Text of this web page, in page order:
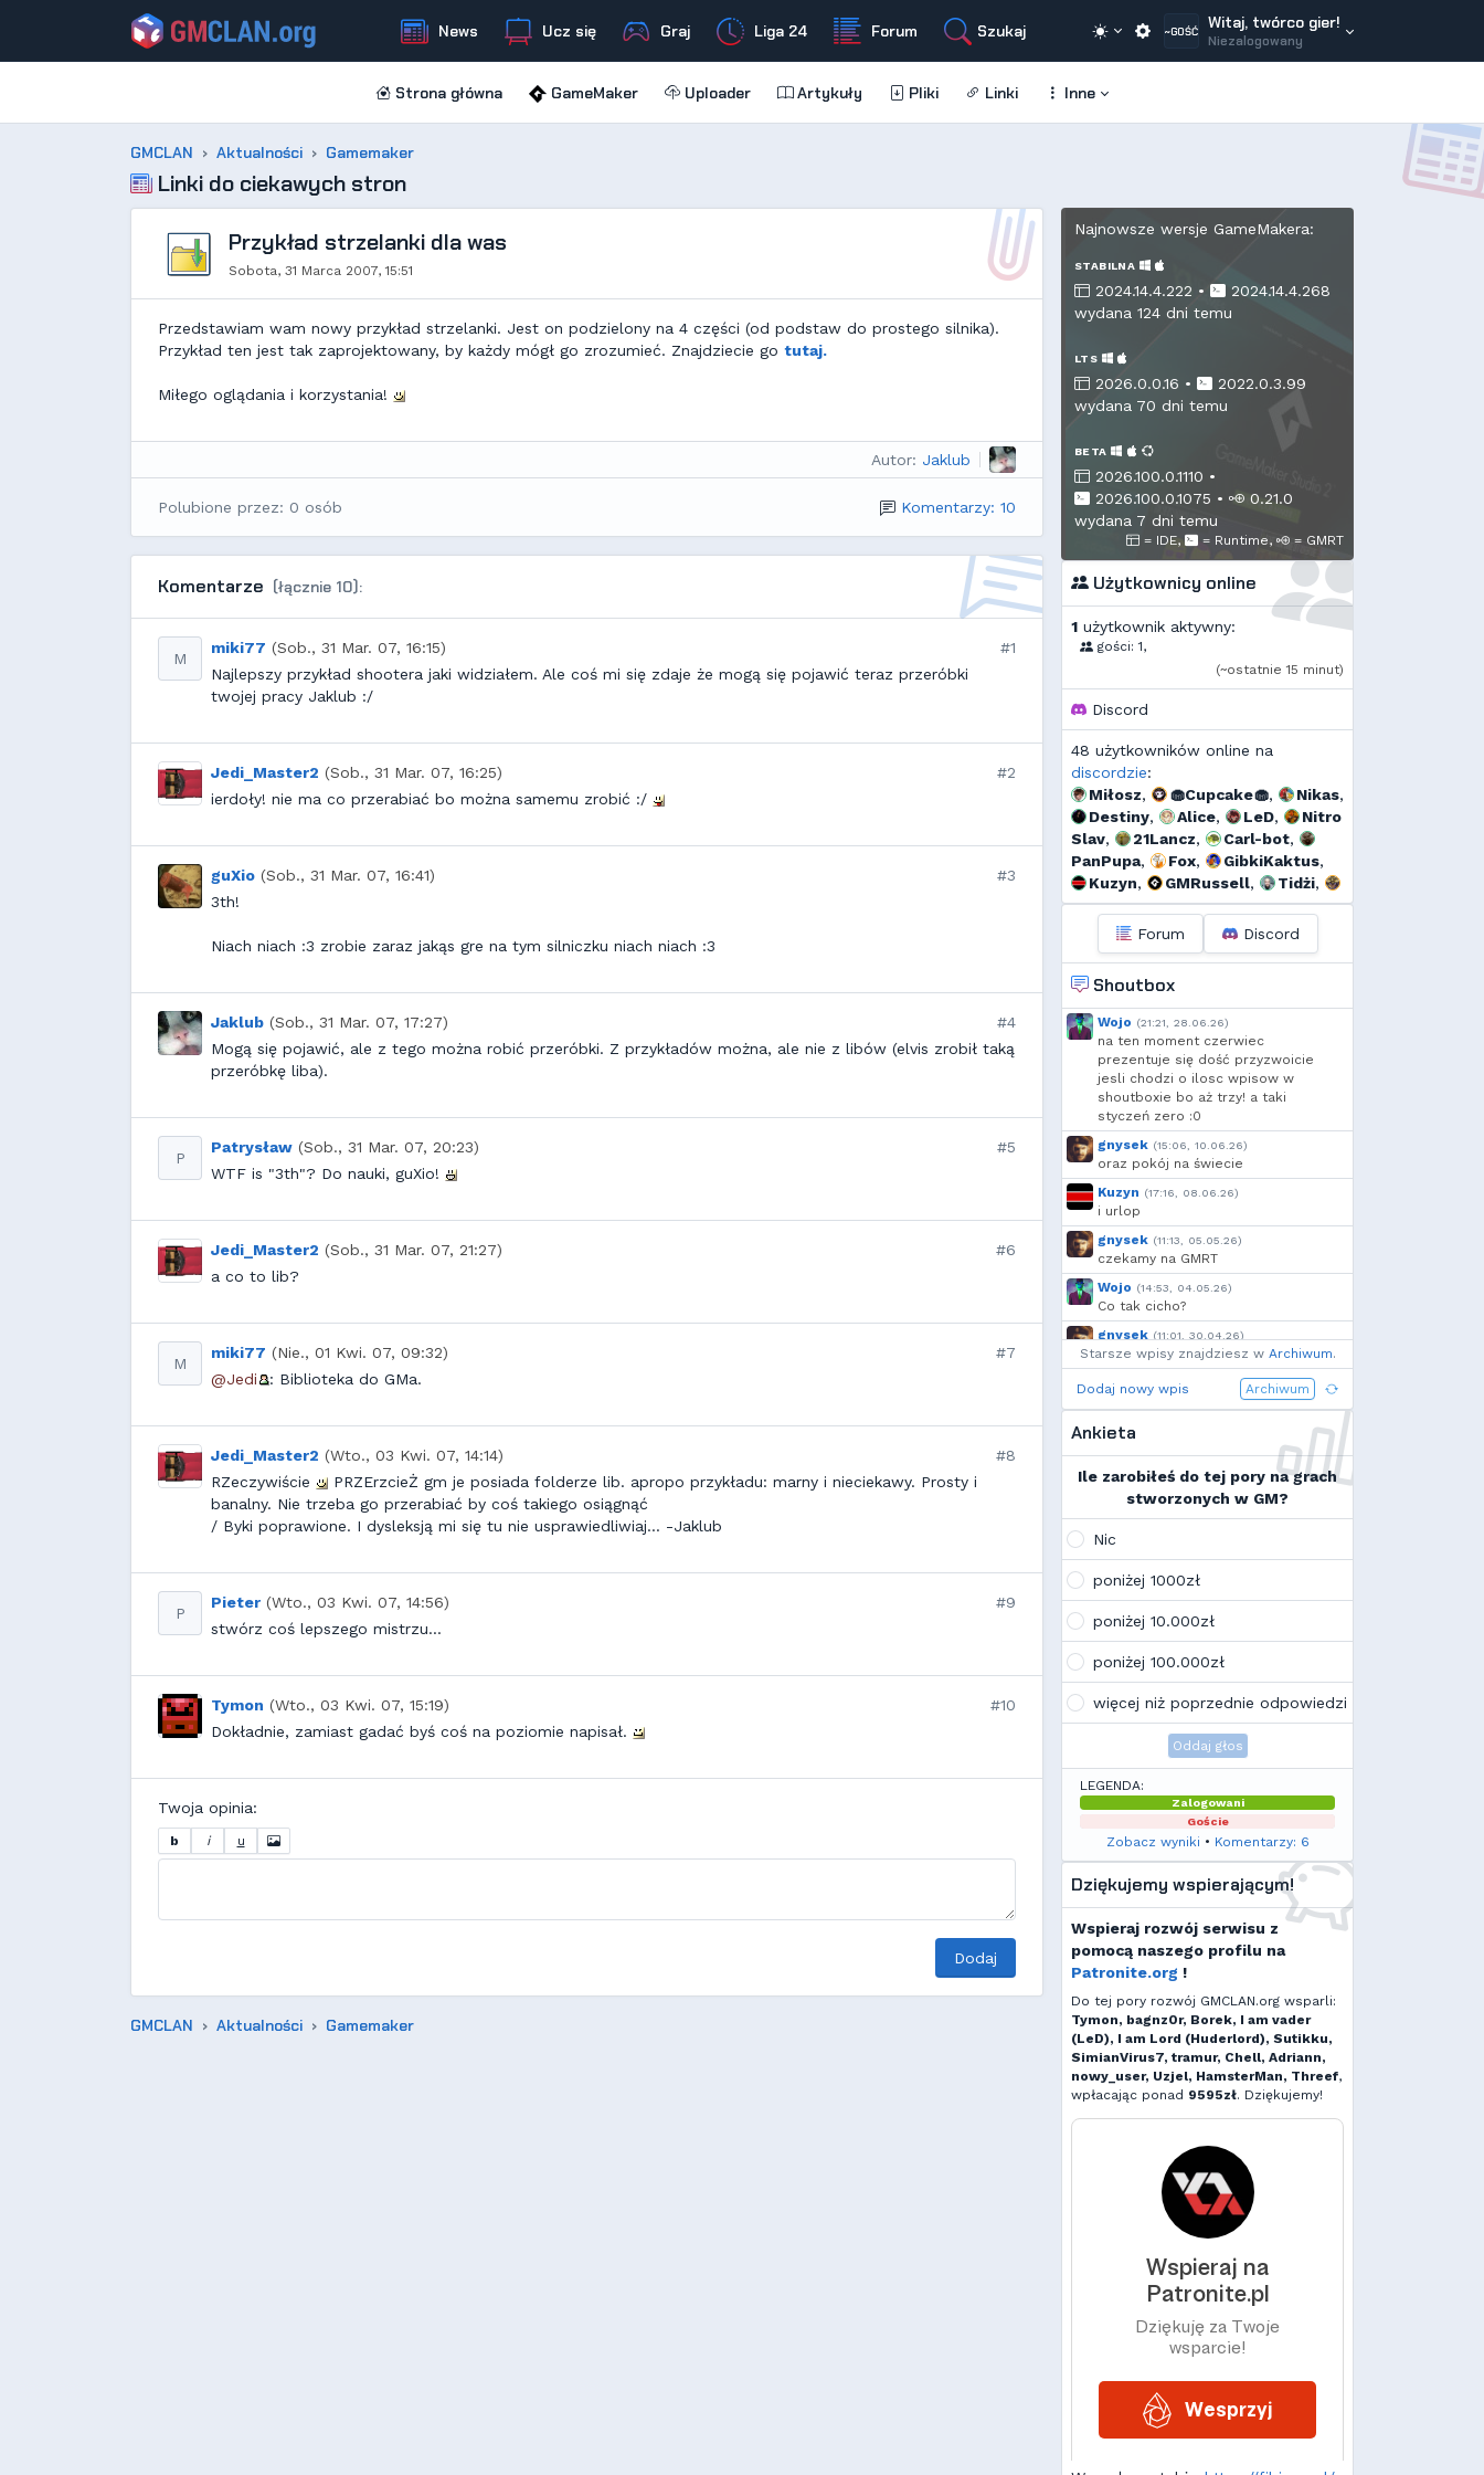
~GOŚĆ Witaj, twórco gier!
Niezalogowany
News Ucz się Graj Liga 24 Forum Szukaj
Strona główna GameMaker Uploader Artykuły Pliki Linki Inne
GMCLAN Aktualności Gamemaker
Linki do ciekawych stron
Przykład strzelanki dla was
Sobota, 31 Marca 2007, 15:51
Przedstawiam wam nowy przykład strzelanki. Jest on podzielony na 4 części (od podstaw do prostego silnika).
Przykład ten jest tak zaprojektowany, by każdy mógł go zrozumieć. Znajdziecie go tutaj.
Miłego oglądania i korzystania!
Autor: Jaklub
Polubione przez: 0 osób Komentarzy: 10
Komentarze (łącznie 10):
M
miki77 (Sob., 31 Mar. 07, 16:15)
#1
Najlepszy przykład shootera jaki widziałem. Ale coś mi się zdaje że mogą się pojawić teraz przeróbki
twojej pracy Jaklub :/
Jedi_Master2 (Sob., 31 Mar. 07, 16:25)
#2
ierdoły! nie ma co przerabiać bo można samemu zrobić :/
guXio (Sob., 31 Mar. 07, 16:41)
#3
3th!
Niach niach :3 zrobie zaraz jakąs gre na tym silniczku niach niach :3
Jaklub (Sob., 31 Mar. 07, 17:27)
#4
Mogą się pojawić, ale z tego można robić przeróbki. Z przykładów można, ale nie z libów (elvis zrobił taką
przeróbkę liba).
P
Patrysław (Sob., 31 Mar. 07, 20:23)
#5
WTF is "3th"? Do nauki, guXio!
Jedi_Master2 (Sob., 31 Mar. 07, 21:27)
#6
a co to lib?
M
miki77 (Nie., 01 Kwi. 07, 09:32)
#7
@Jedi
: Biblioteka do GMa.
Jedi_Master2 (Wto., 03 Kwi. 07, 14:14)
#8
RZeczywiście
PRZErzcieŻ gm je posiada folderze lib. apropo przykładu: marny i nieciekawy. Prosty i
banalny. Nie trzeba go przerabiać by coś takiego osiągnąć
/ Byki poprawione. I dysleksją mi się tu nie usprawiedliwiaj... -Jaklub
P
Pieter (Wto., 03 Kwi. 07, 14:56)
#9
stwórz coś lepszego mistrzu...
Tymon (Wto., 03 Kwi. 07, 15:19)
#10
Dokładnie, zamiast gadać byś coś na poziomie napisał.
Twoja opinia:
b i u
Dodaj
GMCLAN Aktualności Gamemaker
Najnowsze wersje GameMakera:
STABILNA
2024.14.4.222 •
2024.14.4.268
wydana 124 dni temu
LTS
2026.0.0.16 •
2022.0.3.99
wydana 70 dni temu
BETA
2026.100.0.1110 •
2026.100.0.1075 •
0.21.0
wydana 7 dni temu
= IDE, = Runtime, = GMRT
Użytkownicy online
1 użytkownik aktywny:
gości: 1,
(~ostatnie 15 minut)
Discord
48 użytkowników online na
discordzie:
Miłosz, 🧁Cupcake🧁, Nikas,
Destiny, Alice, LeD,
Nitro
Slav, 21Lancz, Carl-bot,
PanPupa, Fox, GibkiKaktus,
Kuzyn, GMRussell, Tidżi,
fervi, 𝕳𝖚𝖌𝖔 𝕲𝖔𝖓𝖝𝖆𝖑𝖊𝖝, 𝕯𝖎𝖆𝖓𝖆,
Threef RogerDodg3r
Uzjel, s..., Murrri, Dyno,
szmalu, Korodzik
Kandif
Mtax, MrTesterr, g...
RuLing, Voytec, szynka,
Cebul, Borek , Add92,
Krzysiek1250 , h... , Shockah
Nero, exigo,
Forum Discord
Shoutbox
Wojo (21:21, 28.06.26)
na ten moment czerwiec
prezentuje się dość przyzwoicie
jesli chodzi o ilosc wpisow w
shoutboxie bo aż trzy! a taki
styczeń zero :0
gnysek (15:06, 10.06.26)
oraz pokój na świecie
Kuzyn (17:16, 08.06.26)
i urlop
gnysek (11:13, 05.05.26)
czekamy na GMRT
Wojo (14:53, 04.05.26)
Co tak cicho?
gnysek (11:01, 30.04.26)
Grill panie, grill.
Wojo
(14:18, 29.04.26)
Jak planujecie spędzić najbliższą
Ja zainstalowałem sobie Linux mint
na swoim laptopie
Wojo
Tak, po zmianach gmclan przeżywa
wskazują, że ten rok będzie rokiem
Linuxa, rokiem odejścia od
discorda na rzecz forów
internetowych
K Kamilek
Ale klimat tu znowu wrócić!
Starsze wpisy znajdziesz w Archiwum.
Dodaj nowy wpis Archiwum
Ankieta
Ile zarobiłeś do tej pory na grach
stworzonych w GM?
Nic
poniżej 1000zł
poniżej 10.000zł
poniżej 100.000zł
więcej niż poprzednie odpowiedzi
Oddaj głos
LEGENDA:
Zalogowani
Goście
Zobacz wyniki • Komentarzy: 6
Dziękujemy wspierającym!
Wspieraj rozwój serwisu z
pomocą naszego profilu na
Patronite.org !
Do tej pory rozwój GMCLAN.org wsparli:
Tymon, bagnz0r, Borek, I am vader
(LeD), I am Lord (Huderlord), Sutikku,
SimianVirus7, tramur, Chell, Adriann,
nowy_user, Uzjel, HamsterMan, Threef,
wpłacając ponad 9595zł. Dziękujemy!